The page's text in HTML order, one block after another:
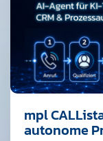
mpl
autonome